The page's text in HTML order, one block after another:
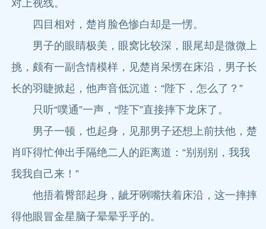
对上视线。
四目相对，楚肖脸色惨白却是一愣。
男子的眼睛极美，眼窝比较深，眼尾却是微微上
挑，颇有一副含情模样，见楚肖呆愣在床沿，男子长
长的羽睫掀起，他声音低沉道：“陛下，怎么了？”
只听“噗通”一声，“陛下”直接摔下龙床了。
男子一顿，也起身，见那男子还想上前扶他，楚
肖吓得忙伸出手隔绝二人的距离道：“别别别，我我
我我自己来！”
他捂着臀部起身，龇牙咧嘴扶着床沿，这一摔摔
得他眼冒金星脑子晕晕乎乎的。